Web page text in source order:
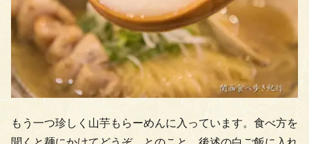
もう一つ珍しく山芋もらーめんに入っています。食べ方を